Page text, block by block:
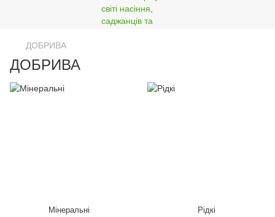
ДОБРИВА
ДОБРИВА
Мінеральні Рідкі